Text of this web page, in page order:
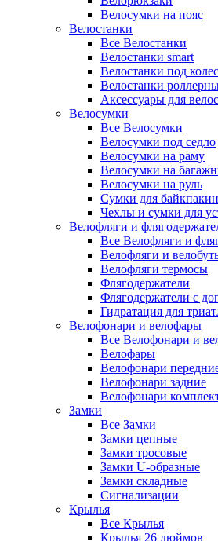
Велосумки на пояс
Велостанки
Все Велостанки
Велостанки smart
Велостанки под
Велостанки
Аксессуары для
Велосумки
Все Велосумки
Велосумки под седло
Велосумки на раму
Велосумки на
Велосумки на руль
Сумки для
Чехлы и сумки для
Велофляги и
Все Велофляги и
Велофляги и
Велофляги термосы
Флягодержатели
Флягодержатели с
Гидратация для
Велофонари и велофары
Все Велофонари и
Велофары
Велофонари
Велофонари задние
Велофонари
Замки
Все Замки
Замки цепные
Замки тросовые
Замки U-образные
Замки складные
Сигнализации
Крылья
Все Крылья
Крылья 26 дюймов